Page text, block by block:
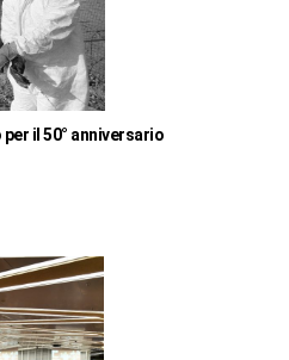
il 50° anniversario